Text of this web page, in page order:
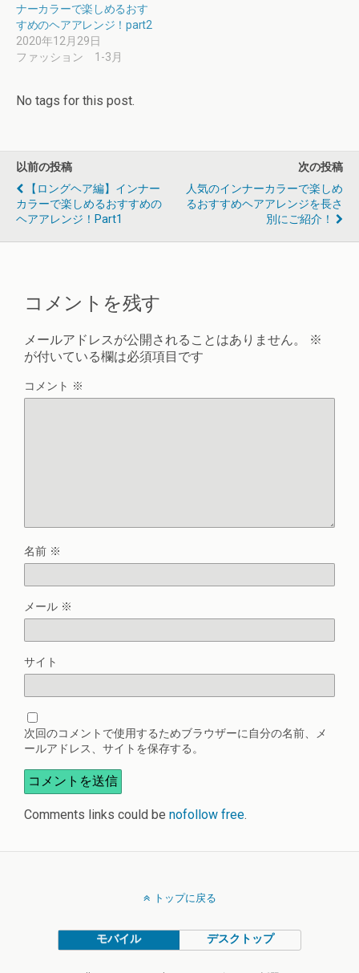
ナーカラーで楽しめるおす
すめのヘアアレンジ！part2
2020年12月29日
ファッション 1-3月
No tags for this post.
以前の投稿
【ロングヘア編】インナー
カラーで楽しめるおすすめの
ヘアアレンジ！part1
次の投稿
人気のインナーカラーで楽しめ
るおすすめヘアアレンジを長さ
別にご紹介！
コメントを残す
メールアドレスが公開されることはありません。
※
が付いている欄は必須項目です
コメント ※
名前 ※
メール ※
サイト
次回のコメントで使用するためブラウザーに自分の名前、メ
ールアドレス、サイトを保存する。
Comments links could be nofollow free.
トップに戻る
モバイル デスクトップ